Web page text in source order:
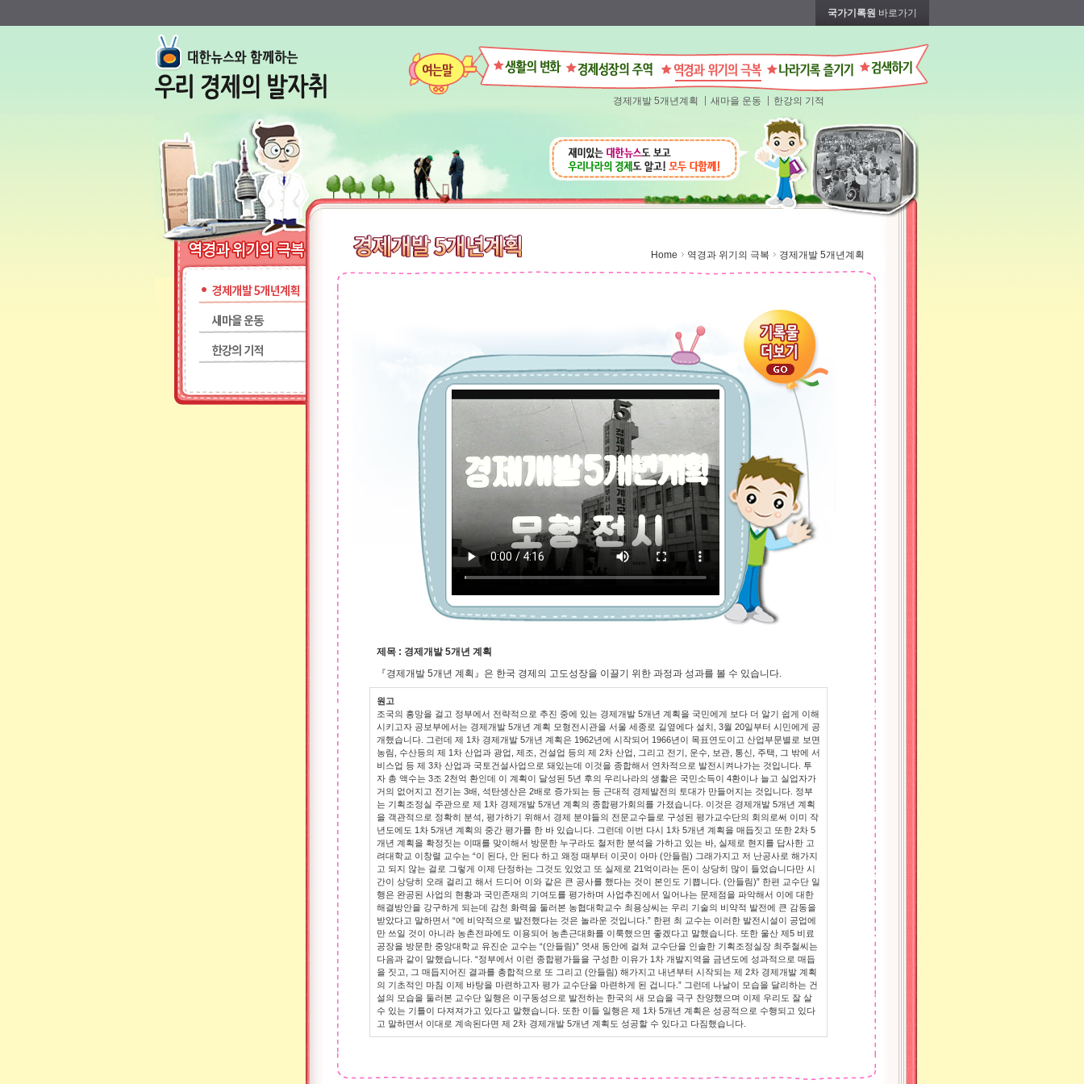
국가기록원 바로가기
경제개발 5개년계획 새마을 운동 한강의 기적
Home 역경과 위기의 극복 경제개발 5개년계획
제목 : 경제개발 5개년 계획
『경제개발 5개년 계획』은 한국 경제의 고도성장을 이끌기 위한 과정과 성과를 볼 수 있습니다.
원고
조국의 흥망을 걸고 정부에서 전략적으로 추진 중에 있는 경제개발 5개년 계획을 국민에게 보다 더 알기 쉽게 이해
시키고자 공보부에서는 경제개발 5개년 계획 모형전시관을 서울 세종로 길옆에다 설치, 3월 20일부터 시민에게 공
개했습니다. 그런데 제 1차 경제개발 5개년 계획은 1962년에 시작되어 1966년이 목표연도이고 산업부문별로 보면
농림, 수산등의 제 1차 산업과 광업, 제조, 건설업 등의 제 2차 산업, 그리고 전기, 운수, 보관, 통신, 주택, 그 밖에 서
비스업 등 제 3차 산업과 국토건설사업으로 돼있는데 이것을 종합해서 연차적으로 발전시켜나가는 것입니다. 투
자 총 액수는 3조 2천억 환인데 이 계획이 달성된 5년 후의 우리나라의 생활은 국민소득이 4환이나 늘고 실업자가
거의 없어지고 전기는 3배, 석탄생산은 2배로 증가되는 등 근대적 경제발전의 토대가 만들어지는 것입니다. 정부
는 기획조정실 주관으로 제 1차 경제개발 5개년 계획의 종합평가회의를 가졌습니다. 이것은 경제개발 5개년 계획
을 객관적으로 정확히 분석, 평가하기 위해서 경제 분야들의 전문교수들로 구성된 평가교수단의 회의로써 이미 작
년도에도 1차 5개년 계획의 중간 평가를 한 바 있습니다. 그런데 이번 다시 1차 5개년 계획을 매듭짓고 또한 2차 5
개년 계획을 확정짓는 이때를 맞이해서 방문한 누구라도 철저한 분석을 가하고 있는 바, 실제로 현지를 답사한 고
려대학교 이창렬 교수는 “이 된다, 안 된다 하고 왜정 때부터 이곳이 아마 (안들림) 그래가지고 저 난공사로 해가지
고 되지 않는 걸로 그렇게 이제 단정하는 그것도 있었고 또 실제로 21억이라는 돈이 상당히 많이 들었습니다만 시
간이 상당히 오래 걸리고 해서 드디어 이와 같은 큰 공사를 했다는 것이 본인도 기쁩니다. (안들림)” 한편 교수단 일
행은 완공된 사업의 현황과 국민존재의 기여도를 평가하며 사업추진에서 일어나는 문제점을 파악해서 이에 대한
해결방안을 강구하게 되는데 감천 화력을 둘러본 농협대학교수 최용상씨는 우리 기술의 비약적 발전에 큰 감동을
받았다고 말하면서 “에 비약적으로 발전했다는 것은 놀라운 것입니다.” 한편 최 교수는 이러한 발전시설이 공업에
만 쓰일 것이 아니라 농촌전파에도 이용되어 농촌근대화를 이룩했으면 좋겠다고 말했습니다. 또한 울산 제5 비료
공장을 방문한 중앙대학교 유진순 교수는 “(안들림)” 엿새 동안에 걸쳐 교수단을 인솔한 기획조정실장 최주철씨는
다음과 같이 말했습니다. “정부에서 이런 종합평가들을 구성한 이유가 1차 개발지역을 금년도에 성과적으로 매듭
을 짓고, 그 매듭지어진 결과를 총합적으로 또 그리고 (안들림) 해가지고 내년부터 시작되는 제 2차 경제개발 계획
의 기초적인 마침 이제 바탕을 마련하고자 평가 교수단을 마련하게 된 겁니다.” 그런데 나날이 모습을 달리하는 건
설의 모습을 둘러본 교수단 일행은 이구동성으로 발전하는 한국의 새 모습을 극구 찬양했으며 이제 우리도 잘 살
수 있는 기틀이 다져져가고 있다고 말했습니다. 또한 이들 일행은 제 1차 5개년 계획은 성공적으로 수행되고 있다
고 말하면서 이대로 계속된다면 제 2차 경제개발 5개년 계획도 성공할 수 있다고 다짐했습니다.